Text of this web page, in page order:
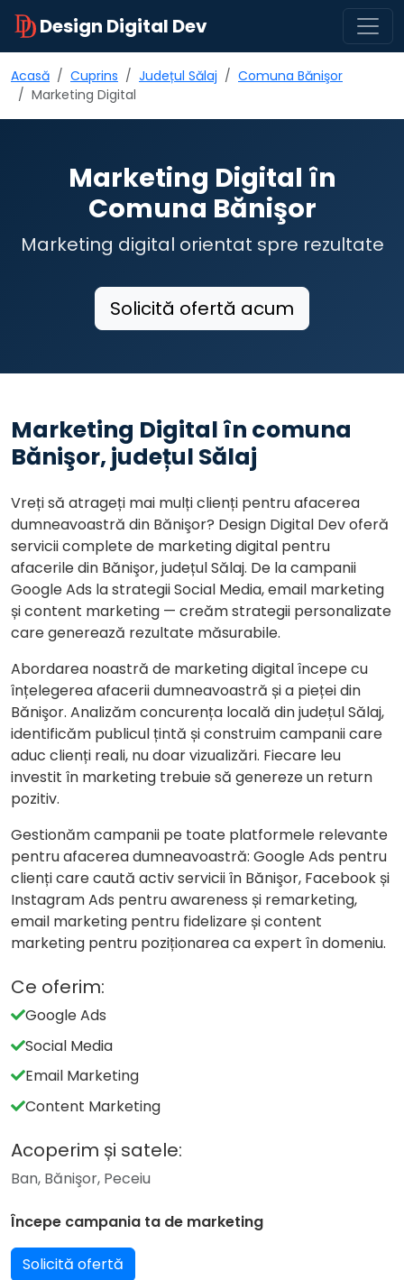
Design Digital Dev
Acasă Cuprins Județul Sălaj
Comuna Bănişor
Marketing Digital
Marketing Digital în
Comuna Bănişor
Marketing digital orientat spre rezultate
Solicită ofertă acum
Marketing Digital în comuna
Bănişor, județul Sălaj
Vreți să atrageți mai mulți clienți pentru afacerea
dumneavoastră din Bănişor? Design Digital Dev oferă
servicii complete de marketing digital pentru
afacerile din Bănişor, județul Sălaj. De la campanii
Google Ads la strategii Social Media, email marketing
și content marketing — creăm strategii personalizate
care generează rezultate măsurabile.
Abordarea noastră de marketing digital începe cu
înțelegerea afacerii dumneavoastră și a pieței din
Bănişor. Analizăm concurența locală din județul Sălaj,
identificăm publicul țintă și construim campanii care
aduc clienți reali, nu doar vizualizări. Fiecare leu
investit în marketing trebuie să genereze un return
pozitiv.
Gestionăm campanii pe toate platformele relevante
pentru afacerea dumneavoastră: Google Ads pentru
clienți care caută activ servicii în Bănişor, Facebook și
Instagram Ads pentru awareness și remarketing,
email marketing pentru fidelizare și content
marketing pentru poziționarea ca expert în domeniu.
Ce oferim:
Google Ads
Social Media
Email Marketing
Content Marketing
Acoperim și satele:
Ban, Bănişor, Peceiu
Începe campania ta de marketing
Solicită ofertă